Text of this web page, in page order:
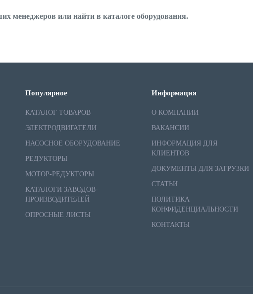
менеджеров или найти в каталоге оборудования.
Популярное
КАТАЛОГ ТОВАРОВ
ЭЛЕКТРОДВИГАТЕЛИ
НАСОСНОЕ ОБОРУДОВАНИЕ
РЕДУКТОРЫ
МОТОР-РЕДУКТОРЫ
КАТАЛОГИ ЗАВОДОВ-
ПРОИЗВОДИТЕЛЕЙ
ОПРОСНЫЕ ЛИСТЫ
Информация
О КОМПАНИИ
ВАКАНСИИ
ИНФОРМАЦИЯ ДЛЯ
КЛИЕНТОВ
ДОКУМЕНТЫ ДЛЯ ЗАГРУЗКИ
СТАТЬИ
ПОЛИТИКА
КОНФИДЕНЦИАЛЬНОСТИ
КОНТАКТЫ